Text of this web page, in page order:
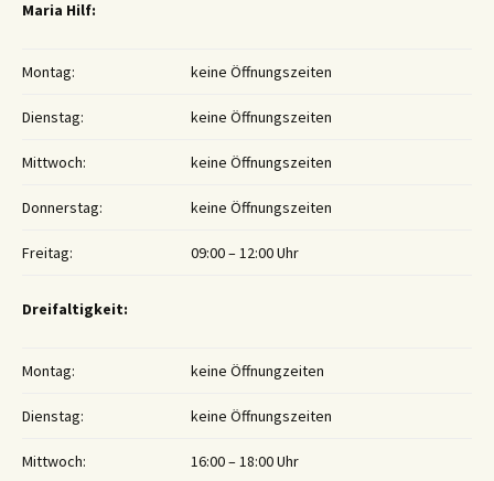
Maria Hilf:
Montag: keine Öffnungszeiten
Dienstag: keine Öffnungszeiten
Mittwoch: keine Öffnungszeiten
Donnerstag: keine Öffnungszeiten
Freitag: 09:00 – 12:00 Uhr
Dreifaltigkeit:
Montag: keine Öffnungzeiten
Dienstag: keine Öffnungszeiten
Mittwoch: 16:00 – 18:00 Uhr